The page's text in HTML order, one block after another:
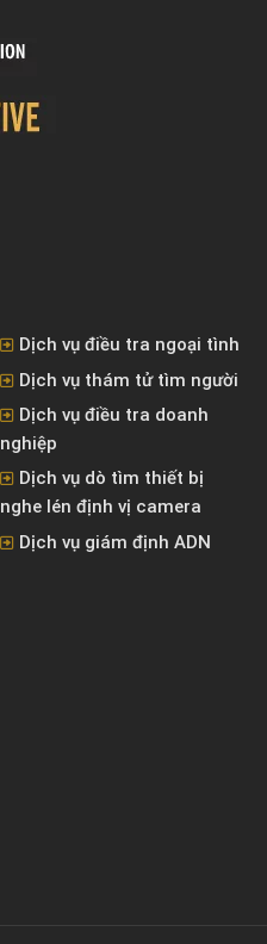
Dịch vụ điều tra ngoại tình
Dịch vụ thám tử tìm người
Dịch vụ điều tra doanh
nghiệp
Dịch vụ dò tìm thiết bị
nghe lén định vị camera
Dịch vụ giám định ADN